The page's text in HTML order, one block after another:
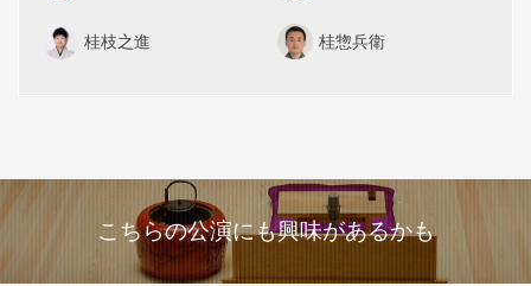
桂枝之進 桂惣兵衛
こちらの公演にも興味があるかも